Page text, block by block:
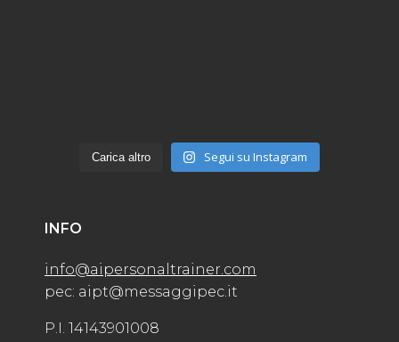
Carica altro Segui su Instagram
INFO
info@aipersonaltrainer.com
pec: aipt@messaggipec.it
P.I. 14143901008